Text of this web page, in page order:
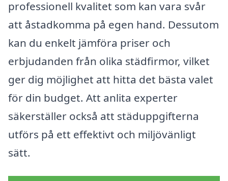
professionell kvalitet som kan vara svår
att åstadkomma på egen hand. Dessutom
kan du enkelt jämföra priser och
erbjudanden från olika städfirmor, vilket
ger dig möjlighet att hitta det bästa valet
för din budget. Att anlita experter
säkerställer också att städuppgifterna
utförs på ett effektivt och miljövänligt
sätt.